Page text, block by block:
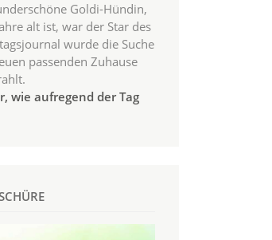
Goldi-Hündin,
alt ist, war der Star des
wurde die Suche
passenden Zuhause
wie aufregend der Tag